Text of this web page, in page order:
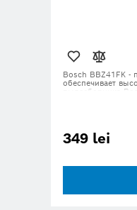
Bosch BBZ41FK -
обеспечивает
пылесборника
BBZ41FK состоит
349 lei